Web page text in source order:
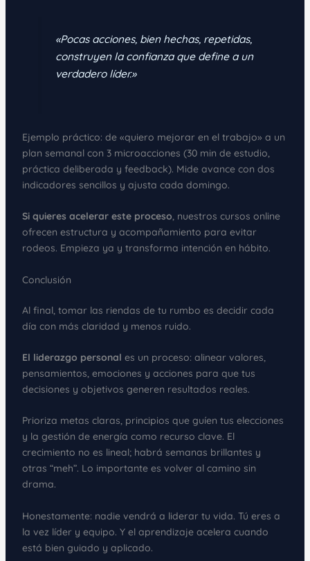
«Pocas acciones, bien hechas, repetidas,
construyen la confianza que define a un
verdadero líder.»
Ejemplo práctico: de «quiero mejorar en el trabajo» a un
plan semanal con 3 microacciones (30 min de estudio,
práctica deliberada y feedback). Mide avance con dos
indicadores sencillos y ajusta cada domingo.
Si quieres acelerar este proceso, nuestros cursos online
ofrecen estructura y acompañamiento para evitar
rodeos. Empieza ya y transforma intención en hábito.
Conclusión
Al final, tomar las riendas de tu rumbo es decidir cada
día con más claridad y menos ruido.
El liderazgo personal es un proceso: alinear valores,
pensamientos, emociones y acciones para que tus
decisiones y objetivos generen resultados reales.
Prioriza metas claras, principios que guíen tus elecciones
y la gestión de energía como recurso clave. El
crecimiento no es lineal; habrá semanas brillantes y
otras “meh”. Lo importante es volver al camino sin
drama.
Honestamente: nadie vendrá a liderar tu vida. Tú eres a
la vez líder y equipo. Y el aprendizaje acelera cuando
está bien guiado y aplicado.